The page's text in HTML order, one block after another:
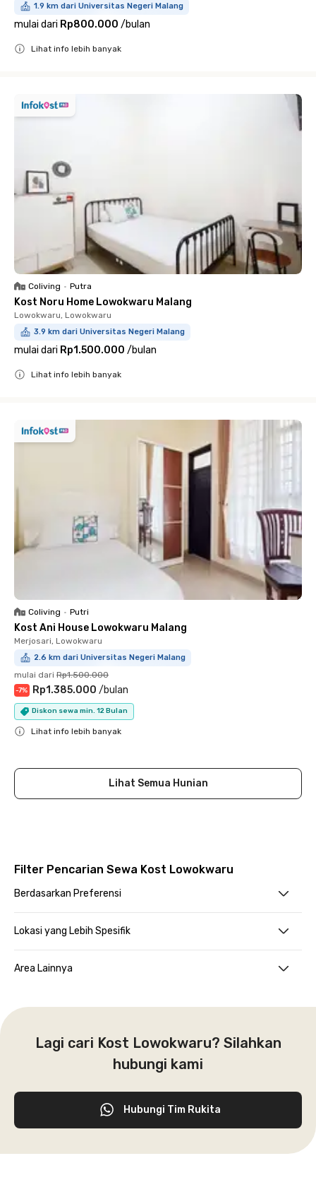
1.9 km dari Universitas Negeri Malang
mulai dari Rp800.000 /bulan
Lihat info lebih banyak
Coliving • Putra
Kost Noru Home Lowokwaru Malang
Lowokwaru, Lowokwaru
3.9 km dari Universitas Negeri Malang
mulai dari Rp1.500.000 /bulan
Lihat info lebih banyak
Coliving • Putri
Kost Ani House Lowokwaru Malang
Merjosari, Lowokwaru
2.6 km dari Universitas Negeri Malang
mulai dari Rp1.500.000
-7% Rp1.385.000 /bulan
Diskon sewa min. 12 Bulan
Lihat info lebih banyak
Lihat Semua Hunian
Filter Pencarian Sewa Kost Lowokwaru
Berdasarkan Preferensi
Lokasi yang Lebih Spesifik
Area Lainnya
Lagi cari Kost Lowokwaru? Silahkan
hubungi kami
Hubungi Tim Rukita